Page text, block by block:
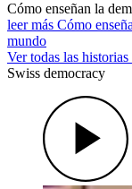
Cómo enseñan la
leer más Cómo
mundo
Ver todas las historias
Swiss democracy